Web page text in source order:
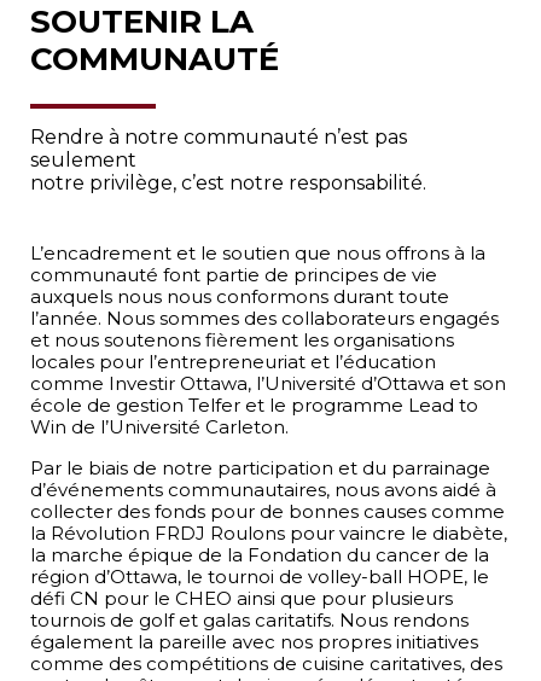
SOUTENIR LA
COMMUNAUTÉ
Rendre à notre communauté n’est pas
seulement
notre privilège, c’est notre responsabilité.
L’encadrement et le soutien que nous offrons à la
communauté font partie de principes de vie
auxquels nous nous conformons durant toute
l’année. Nous sommes des collaborateurs engagés
et nous soutenons fièrement les organisations
locales pour l’entrepreneuriat et l’éducation
comme Investir Ottawa, l’Université d’Ottawa et son
école de gestion Telfer et le programme Lead to
Win de l’Université Carleton.
Par le biais de notre participation et du parrainage
d’événements communautaires, nous avons aidé à
collecter des fonds pour de bonnes causes comme
la Révolution FRDJ Roulons pour vaincre le diabète,
la marche épique de la Fondation du cancer de la
région d’Ottawa, le tournoi de volley-ball HOPE, le
défi CN pour le CHEO ainsi que pour plusieurs
tournois de golf et galas caritatifs. Nous rendons
également la pareille avec nos propres initiatives
comme des compétitions de cuisine caritatives, des